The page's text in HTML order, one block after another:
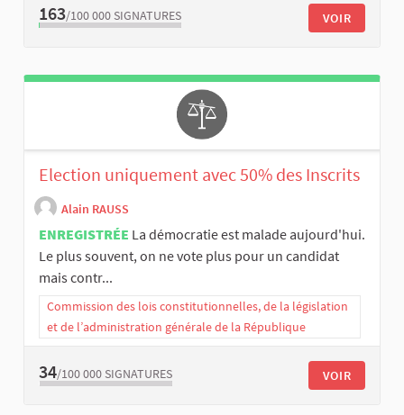
163/100 000 SIGNATURES VOIR
Election uniquement avec 50% des Inscrits
Alain RAUSS
ENREGISTRÉE La démocratie est malade aujourd'hui.
Le plus souvent, on ne vote plus pour un candidat
mais contr...
Commission des lois constitutionnelles, de la législation
et de l’administration générale de la République
34/100 000 SIGNATURES VOIR